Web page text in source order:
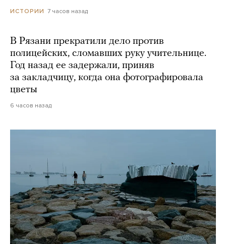
ИСТОРИИ 7 часов назад
В Рязани прекратили дело против
полицейских, сломавших руку учительнице.
Год назад ее задержали, приняв
за закладчицу, когда она фотографировала
цветы
6 часов назад